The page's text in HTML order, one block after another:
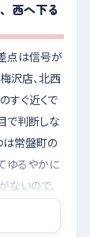
西へ下る
点は信号が
沢店、北西
すぐ近くで
で判断しな
は常盤町の
ゆるやかに
いので、
横から出て
にアクセル